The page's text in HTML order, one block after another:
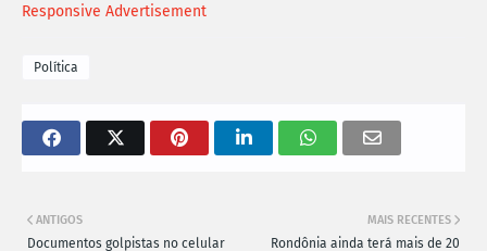
Responsive Advertisement
Política
MAIS RECENTES
Rondônia ainda terá mais de 20
ANTIGOS
Documentos golpistas no celular